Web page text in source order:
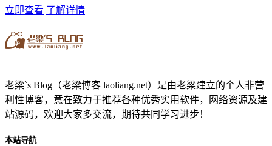
立即查看 了解详情
老梁`s Blog（老梁博客 laoliang.net）是由老梁建立的个人非营
利性博客，意在致力于推荐各种优秀实用软件，网络资源及建
站源码，欢迎大家多交流，期待共同学习进步！
本站导航